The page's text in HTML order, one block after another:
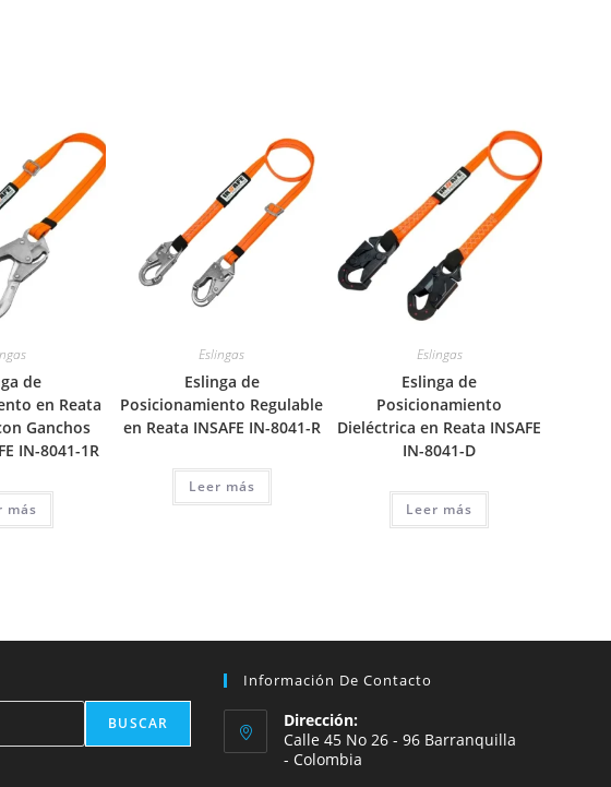
de
en Reata
Ganchos
IN-8041-1R
más
Eslingas
Eslinga de
Posicionamiento Regulable
en Reata INSAFE IN-8041-R
Leer más
Eslingas
Eslinga de
Posicionamiento
Dieléctrica en Reata INSAFE
IN-8041-D
Leer más
BUSCAR
Información De Contacto
Dirección:
Calle 45 No 26 - 96 Barranquilla
- Colombia